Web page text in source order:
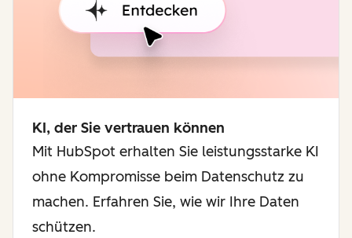
KI, der Sie vertrauen können
Mit HubSpot erhalten Sie leistungsstarke KI
ohne Kompromisse beim Datenschutz zu
machen. Erfahren Sie, wie wir Ihre Daten
schützen.